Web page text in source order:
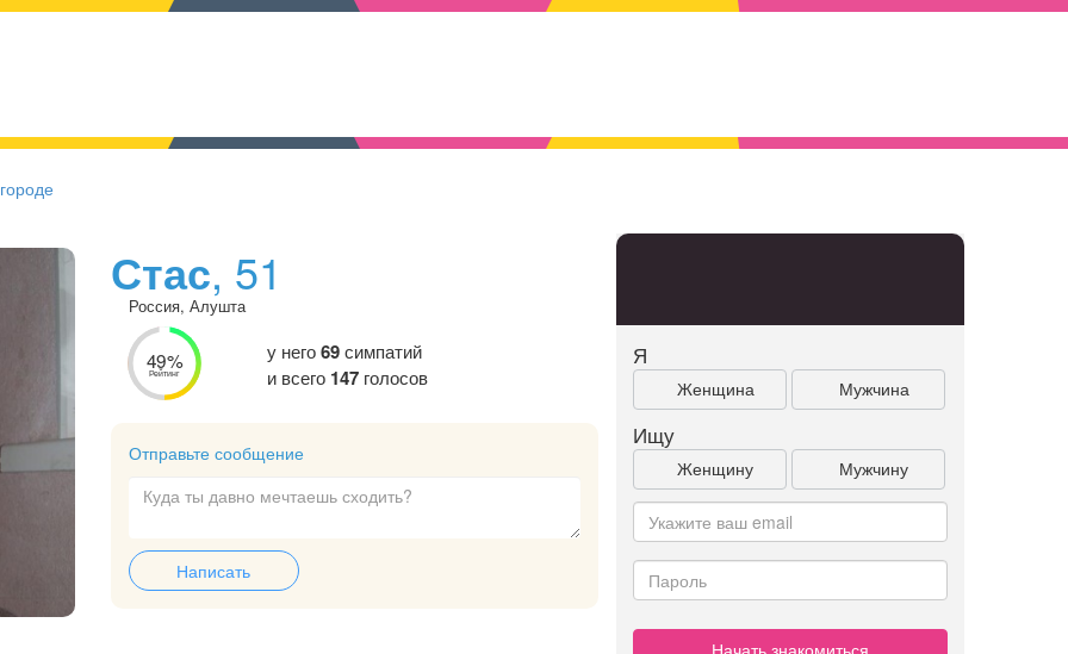
Стас, 51
Россия, Алушта
49%
Рейтинг
у него69симпатий
и всего 147голосов
Отправьте сообщение
Написать
Я
Женщина Мужчина
Ищу
Женщину Мужчину
Начать знакомиться